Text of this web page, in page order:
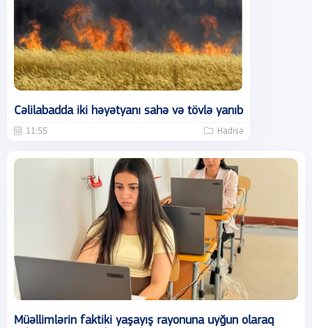
Cəlilabadda iki həyətyanı sahə və tövlə yanıb
11:55 Hadisə
Müəllimlərin faktiki yaşayış rayonuna uyğun olaraq